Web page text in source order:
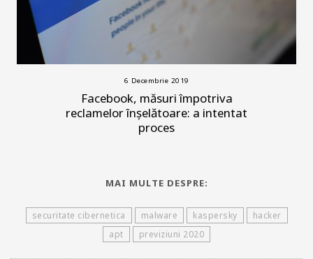
6 Decembrie 2019
Facebook, măsuri împotriva
reclamelor înșelătoare: a intentat
proces
MAI MULTE DESPRE:
securitate cibernetica malware kaspersky
hacker
apt
previziuni 2020